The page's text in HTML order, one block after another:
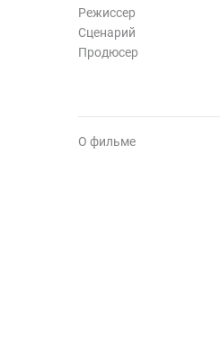
Режиссер
Сценарий
Продюсер
О фильме